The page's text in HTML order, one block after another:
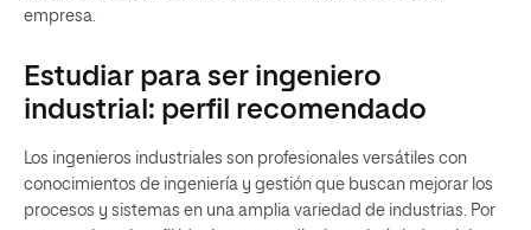
empresa.
Estudiar para ser ingeniero
industrial: perfil recomendado
Los ingenieros industriales son profesionales versátiles con
conocimientos de ingeniería y gestión que buscan mejorar los
procesos y sistemas en una amplia variedad de industrias. Por